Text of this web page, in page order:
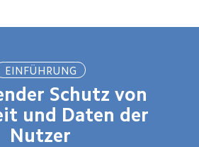
EINFÜHRUNG
Schutz von
und Daten der
Nutzer